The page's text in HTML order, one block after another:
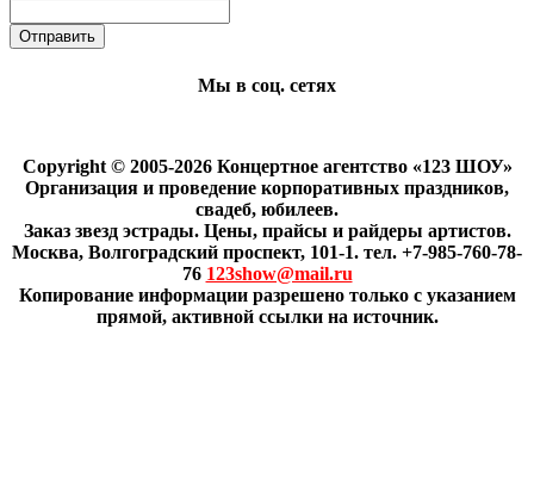
Мы в соц. сетях
Copyright © 2005-2026 Концертное агентство «123 ШОУ»
Организация и проведение корпоративных праздников,
свадеб, юбилеев.
Заказ звезд эстрады. Цены, прайсы и райдеры артистов.
Москва, Волгоградский проспект, 101-1. тел. +7-985-760-78-
76 123show@mail.ru
Копирование информации разрешено только с указанием
прямой, активной ссылки на источник.